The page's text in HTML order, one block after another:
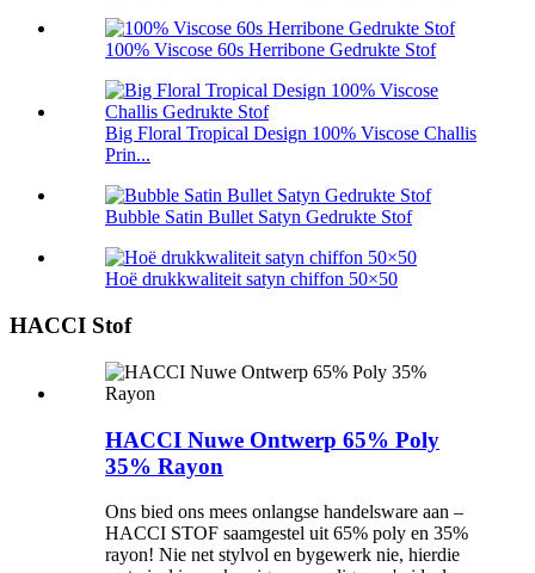
100% Viscose 60s Herribone Gedrukte Stof
Big Floral Tropical Design 100% Viscose Challis
Prin...
Bubble Satin Bullet Satyn Gedrukte Stof
Hoë drukkwaliteit satyn chiffon 50×50
HACCI Stof
HACCI Nuwe Ontwerp 65% Poly
35% Rayon
Ons bied ons mees onlangse handelsware aan –
HACCI STOF saamgestel uit 65% poly en 35%
rayon! Nie net stylvol en bygewerk nie, hierdie